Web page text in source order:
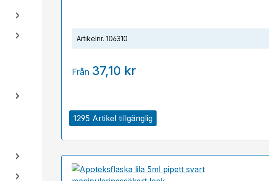
1295 Artikel tillgänglig
Artikelnr. 106310
Från 37,10 kr